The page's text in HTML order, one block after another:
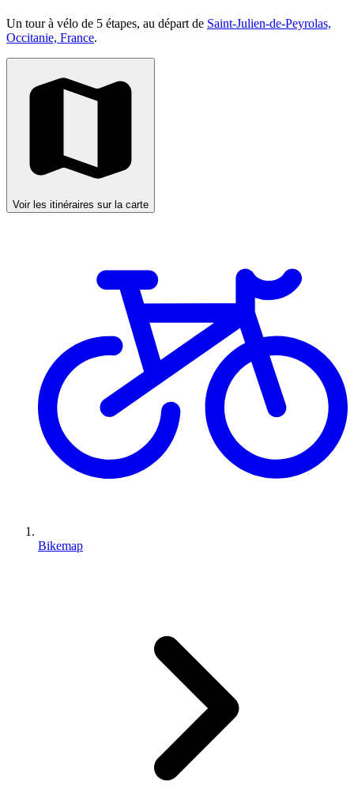
Un tour à vélo de 5 étapes, au départ de Saint-Julien-de-Peyrolas,
Occitanie, France.
Voir les itinéraires sur la carte
Bikemap